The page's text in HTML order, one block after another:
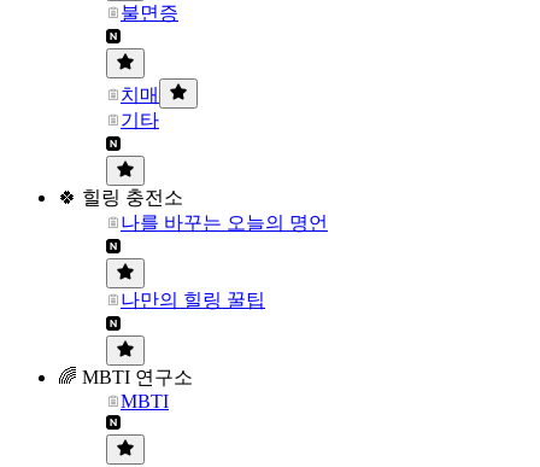
불면증
치매
기타
🍀 힐링 충전소
나를 바꾸는 오늘의 명언
나만의 힐링 꿀팁
🌈 MBTI 연구소
MBTI